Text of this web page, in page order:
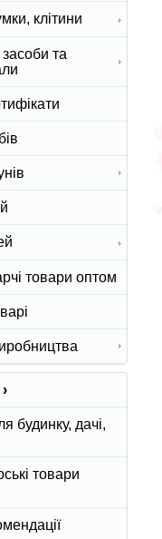
клітини
засоби та
товари оптом
будинку, дачі,
товари